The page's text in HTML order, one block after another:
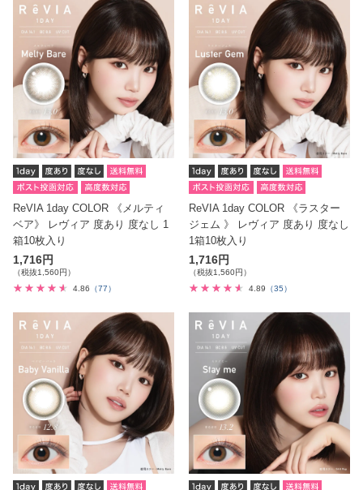
ReVIA 1day COLOR 《メルティ
ベア》 レヴィア 度あり 度なし 1
箱10枚入り
1,716円
（税抜1,560円）
4.86 （77）
ReVIA 1day COLOR 《ラスター
ジェム 》 レヴィア 度あり 度なし
1箱10枚入り
1,716円
（税抜1,560円）
4.89
（35）